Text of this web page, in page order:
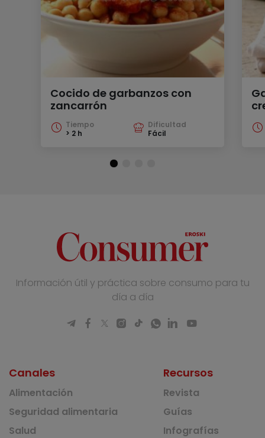
Cocido de garbanzos con
zancarrón
Tiempo
> 2 h
Dificultad
Fácil
Información útil y práctica sobre consumo para tu
día a día
Canales
Alimentación
Seguridad alimentaria
Salud
Recursos
Revista
Guías
Infografías